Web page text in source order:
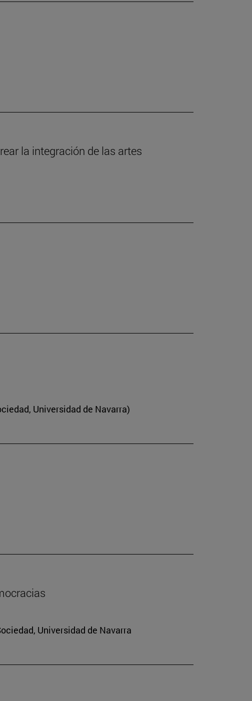
la integración de las artes
Universidad de Navarra)
Universidad de Navarra